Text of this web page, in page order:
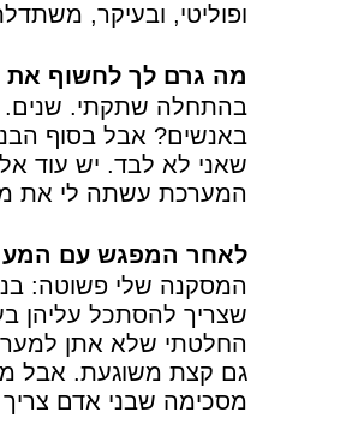
ופוליטי, ובעיקר,
מה גרם לך לחשוף את
בהתחלה שתקתי. שנים.
באנשים? אבל בסוף
שאני לא לבד. יש עוד
המערכת עשתה לי את
לאחר המפגש עם
המסקנה שלי פשוטה:
שצריך להסתכל עליהן
החלטתי שלא אתן
גם קצת משוגעת. אבל
מסכימה שבני אדם צריך